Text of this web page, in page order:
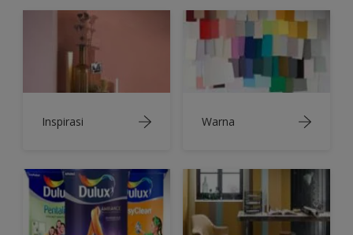
Inspirasi Warna